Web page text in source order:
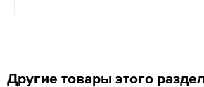
Другие товары этого